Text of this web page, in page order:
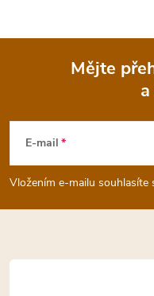
p
a
t
Mějte
E-mail
Vložením e-mailu souhlasíte